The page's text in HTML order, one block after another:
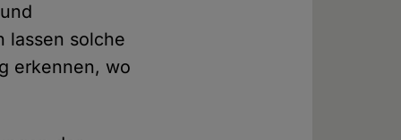
lassen solche
erkennen, wo